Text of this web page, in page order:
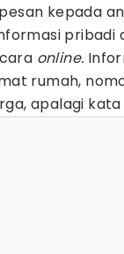
kepada
pribadi
online.
rumah,
apalagi kata